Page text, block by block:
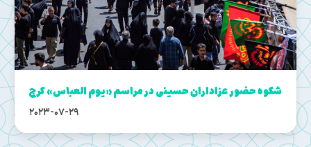
شکوه حضور عزاداران حسینی در مراسم «یوم العباس» کرج
2023-07-29